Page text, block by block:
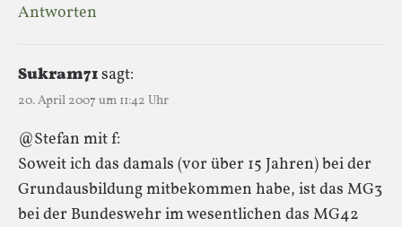
Antworten
Sukram71sagt:
20. April 2007 um 11:42 Uhr
@Stefan mit f:
Soweit ich das damals (vor über 15 Jahren) bei der
Grundausbildung mitbekommen habe, ist das MG3
bei der Bundeswehr im wesentlichen das MG42